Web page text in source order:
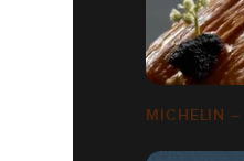
MICHELIN –